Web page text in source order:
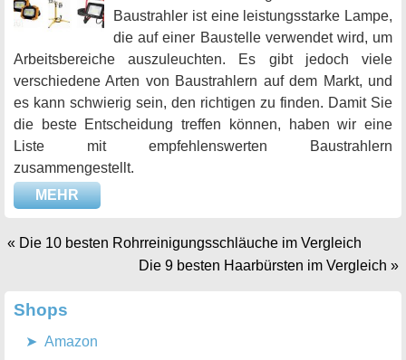
Baustrahler ist eine leistungsstarke Lampe,
die auf einer Baustelle verwendet wird, um
Arbeitsbereiche auszuleuchten. Es gibt jedoch viele
verschiedene Arten von Baustrahlern auf dem Markt, und
es kann schwierig sein, den richtigen zu finden. Damit Sie
die beste Entscheidung treffen können, haben wir eine
Liste mit empfehlenswerten Baustrahlern
zusammengestellt.
MEHR
« Die 10 besten Rohrreinigungsschläuche im Vergleich
Die 9 besten Haarbürsten im Vergleich »
Shops
Amazon